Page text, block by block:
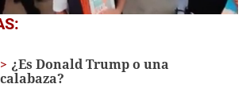
¿Es Donald Trump o una
calabaza?